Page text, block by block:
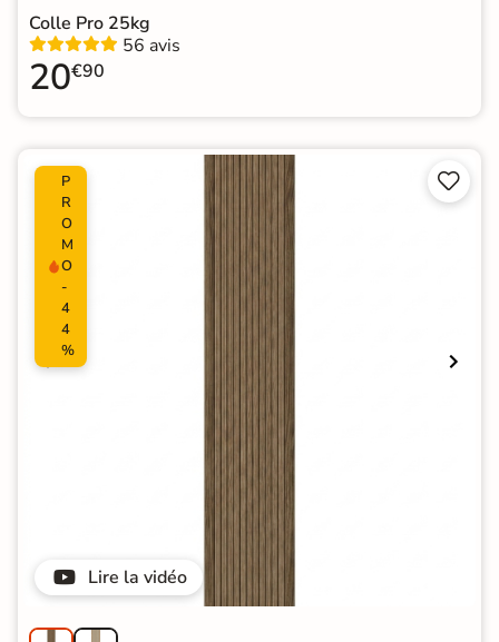
Colle Pro 25kg
56 avis
20€90
Lire la vidéo
P
R
O
M
O
-
4
4
%

